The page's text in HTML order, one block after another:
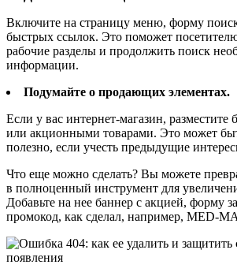
Включите на страницу меню, форму
быстрых ссылок. Это поможет
рабочие разделы и продолжить поиск
информации.
Подумайте о продающих элементах.
Если у вас интернет-магазин,
или акционными товарами. Это может
полезно, если учесть предыдущие
Что еще можно сделать? Вы можете
в полноценный инструмент для
Добавьте на нее баннер с акцией, форму
промокод, как сделал, например, MED-